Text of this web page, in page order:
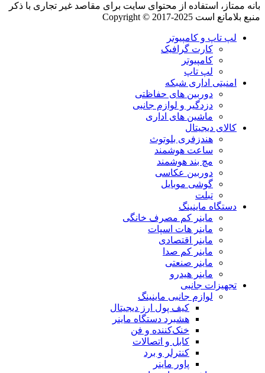
بانه ممتاز، استفاده از محتوای سایت برای مقاصد غیر تجاری با ذکر
منبع بلامانع است Copyright © 2017-2025
لپ تاپ و کامپیوتر
کارت گرافیک
کامپیوتر
لپ تاپ
امنیتی اداری شبکه
دوربین های حفاظتی
دزدگیر و لوازم جانبی
ماشین های اداری
کالای دیجیتال
هندزفری بلوتوث
ساعت هوشمند
مچ بند هوشمند
دوربین عکاسی
گوشی موبایل
تبلت
دستگاه ماینینگ
ماینر کم مصرف خانگی
ماینر هات اسپات
ماینر اقتصادی
ماینر کم‌ صدا
ماینر صنعتی
ماینر هیدرو
تجهیزات جانبی
لوازم جانبی ماینینگ
کیف پول ارز دیجیتال
هشبرد دستگاه ماینر
خنک‌کننده و فن
کابل و اتصالات
کنترلر و برد
پاور ماینر